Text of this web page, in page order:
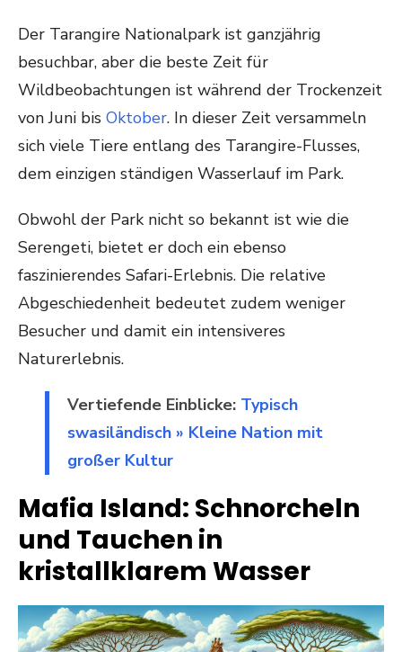
Der Tarangire Nationalpark ist ganzjährig
besuchbar, aber die beste Zeit für
Wildbeobachtungen ist während der Trockenzeit
von Juni bis Oktober. In dieser Zeit versammeln
sich viele Tiere entlang des Tarangire-Flusses,
dem einzigen ständigen Wasserlauf im Park.
Obwohl der Park nicht so bekannt ist wie die
Serengeti, bietet er doch ein ebenso
faszinierendes Safari-Erlebnis. Die relative
Abgeschiedenheit bedeutet zudem weniger
Besucher und damit ein intensiveres
Naturerlebnis.
Vertiefende Einblicke: Typisch
swasiländisch » Kleine Nation mit
großer Kultur
Mafia Island: Schnorcheln
und Tauchen in
kristallklarem Wasser